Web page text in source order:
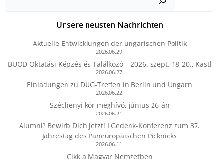
Unsere neusten Nachrichten
Aktuelle Entwicklungen der ungarischen Politik
2026.06.29.
BUOD Oktatási Képzés és Találkozó – 2026. szept. 18-20., Kastl
2026.06.27.
Einladungen zu DUG-Treffen in Berlin und Ungarn
2026.06.22.
Széchenyi kör meghívó, június 26-án
2026.06.21.
Alumni? Bewirb Dich jetzt! I Gedenk-Konferenz zum 37.
Jahrestag des Paneuropäischen Picknicks
2026.06.11.
Cikk a Magyar Nemzetben